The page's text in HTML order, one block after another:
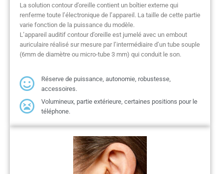
La solution contour d’oreille contient un boîtier externe qui
renferme toute l’électronique de l’appareil. La taille de cette partie
varie fonction de la puissance du modèle.
L’appareil auditif contour d’oreille est jumelé avec un embout
auriculaire réalisé sur mesure par l’intermédiaire d’un tube souple
(6mm de diamètre ou micro-tube 3 mm) qui conduit le son.
Réserve de puissance, autonomie, robustesse,
accessoires.
Volumineux, partie extérieure, certaines positions pour le
téléphone.